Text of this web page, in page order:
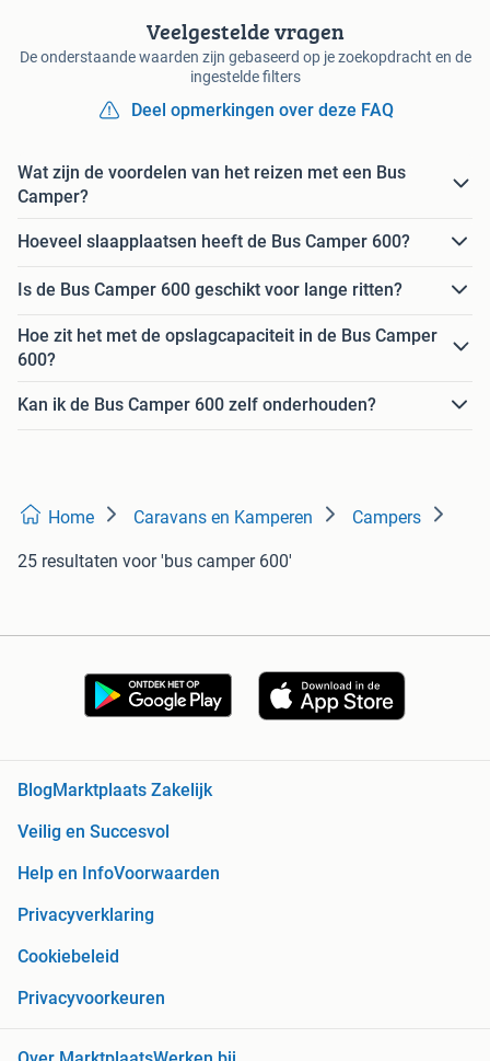
Veelgestelde vragen
De onderstaande waarden zijn gebaseerd op je zoekopdracht en de
ingestelde filters
Deel opmerkingen over deze FAQ
Wat zijn de voordelen van het reizen met een Bus
Camper?
Hoeveel slaapplaatsen heeft de Bus Camper 600?
Is de Bus Camper 600 geschikt voor lange ritten?
Hoe zit het met de opslagcapaciteit in de Bus Camper
600?
Kan ik de Bus Camper 600 zelf onderhouden?
Home Caravans en Kamperen Campers
25 resultaten voor 'bus camper 600'
BlogMarktplaats Zakelijk
Veilig en Succesvol
Help en InfoVoorwaarden
Privacyverklaring
Cookiebeleid
Privacyvoorkeuren